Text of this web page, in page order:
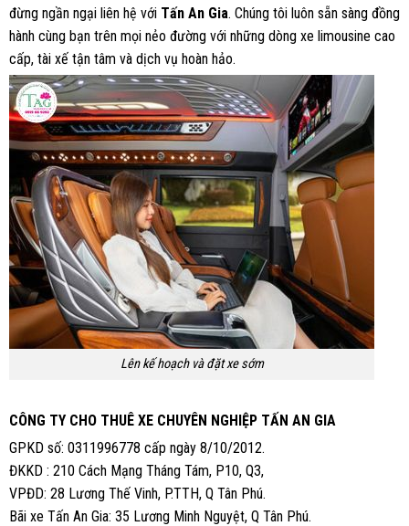
đừng ngần ngại liên hệ với Tấn An Gia. Chúng tôi luôn sẵn sàng đồng
hành cùng bạn trên mọi nẻo đường với những dòng xe limousine cao
cấp, tài xế tận tâm và dịch vụ hoàn hảo.
Lên kế hoạch và đặt xe sớm
CÔNG TY CHO THUÊ XE CHUYÊN NGHIỆP TẤN AN GIA
GPKD số: 0311996778 cấp ngày 8/10/2012.
ĐKKD : 210 Cách Mạng Tháng Tám, P10, Q3,
VPĐD: 28 Lương Thế Vinh, P.TTH, Q Tân Phú.
Bãi xe Tấn An Gia: 35 Lương Minh Nguyệt, Q Tân Phú.